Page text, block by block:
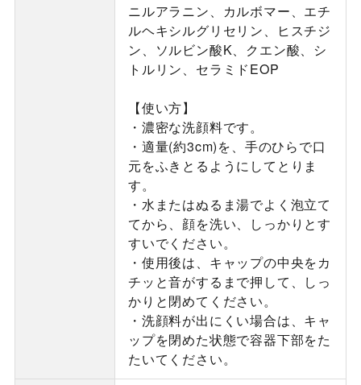
ニルアラニン、カルボマー、エチ
ルヘキシルグリセリン、ヒスチジ
ン、ソルビン酸K、クエン酸、シ
トルリン、セラミドEOP
【使い方】
・濃密な洗顔料です。
・適量(約3cm)を、手のひらで口
元をふきとるようにしてとりま
す。
・水またはぬるま湯でよく泡立て
てから、顔を洗い、しっかりとす
すいでください。
・使用後は、キャップの中央をカ
チッと音がするまで押して、しっ
かりと閉めてください。
・洗顔料が出にくい場合は、キャ
ップを閉めた状態で容器下部をた
たいてください。